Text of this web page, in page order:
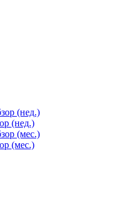
(нед.)
(нед.)
(мес.)
(мес.)